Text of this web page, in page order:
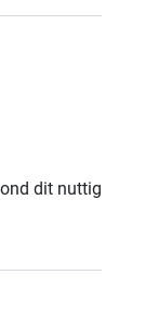
dit nuttig